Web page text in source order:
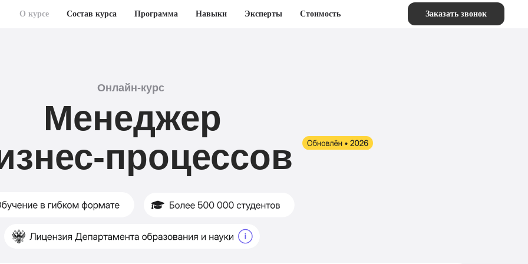
О курсе Состав курса Программа Навыки Эксперты Стоимость Заказать звонок
Менеджер
процессов
Онлайн-курс